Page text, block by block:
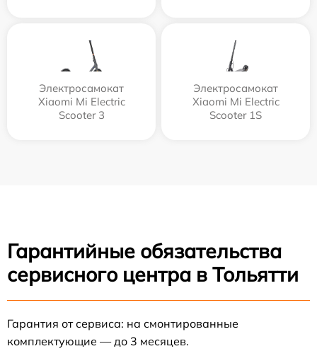
Электросамокат
Xiaomi Mi Electric
Scooter 3
Электросамокат
Xiaomi Mi Electric
Scooter 1S
Гарантийные обязательства
сервисного центра в Тольятти
Гарантия от сервиса: на смонтированные
комплектующие — до 3 месяцев.